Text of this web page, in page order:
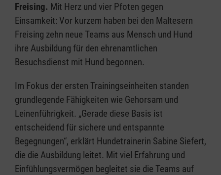
Freising. Mit Herz und vier Pfoten gegen
Einsamkeit: Vor kurzem haben bei den Maltesern
Freising zehn neue Teams aus Mensch und Hund
ihre Ausbildung für den ehrenamtlichen
Besuchsdienst mit Hund begonnen.
Im Fokus der ersten Trainingseinheiten standen
grundlegende Fähigkeiten wie Gehorsam und
Leinenführigkeit. „Gerade diese Basis ist
entscheidend für sichere und entspannte
Begegnungen“, erklärt Hundetrainerin Sabine Siefert,
die die Ausbildung leitet. Mit viel Erfahrung und
Einfühlungsvermögen begleitet sie die Teams auf